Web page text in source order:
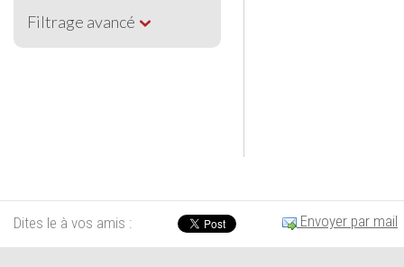
Filtrage avancé
Dites le à vos amis : Envoyer par mail